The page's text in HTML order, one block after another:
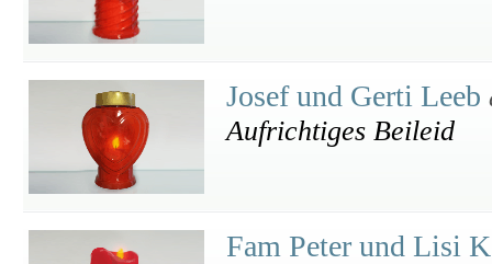
Josef und Gerti Leeb
Aufrichtiges Beileid
Fam Peter und Lisi